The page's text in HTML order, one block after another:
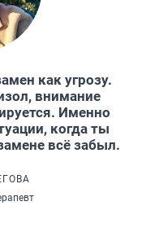
как угрозу.
внимание
Именно
когда ты
всё забыл.